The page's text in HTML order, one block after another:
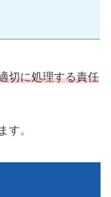
切に処理する責任
す。